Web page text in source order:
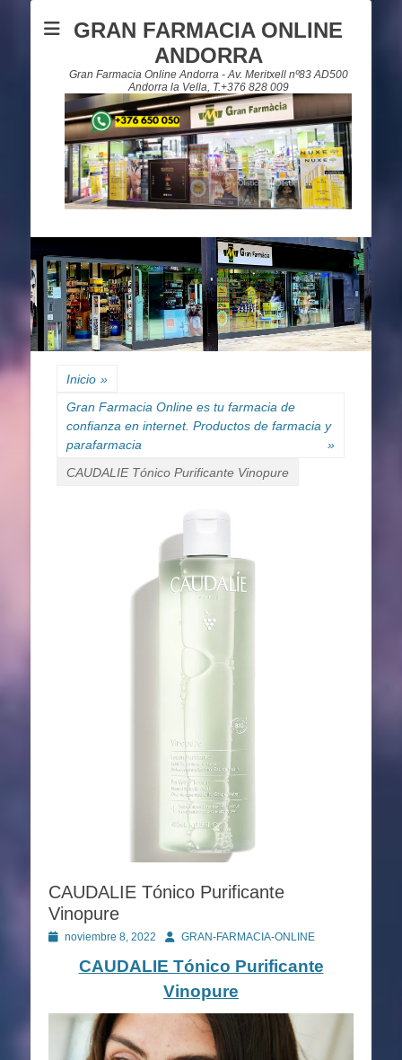
GRAN FARMACIA ONLINE
ANDORRA
Gran Farmacia Online Andorra - Av. Meritxell nº83 AD500
Andorra la Vella, T.+376 828 009
Inicio »
Gran Farmacia Online es tu farmacia de
confianza en internet. Productos de farmacia y
parafarmacia
»
CAUDALIE Tónico Purificante Vinopure
CAUDALIE Tónico Purificante
Vinopure
Publicado
noviembre 8, 2022 AutorGRAN-FARMACIA-ONLINE
CAUDALIE Tónico Purificante
Vinopure